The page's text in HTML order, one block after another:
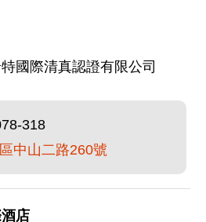
國際清真認證有限公司
318
中山二路260號
店